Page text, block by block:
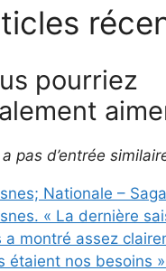
pourriez
a pas d’entrée
Nationale – Saga
« La dernière
a montré assez
étaient nos besoins